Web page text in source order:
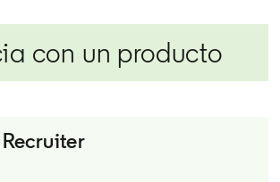
con un producto